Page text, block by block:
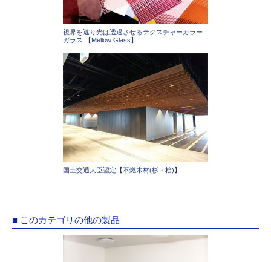
視界を遮り光は透過させるテクスチャーカラー
ガラス 【Mellow Glass】
国土交通大臣認定【不燃木材(杉・桧)】
■ このカテゴリの他の製品